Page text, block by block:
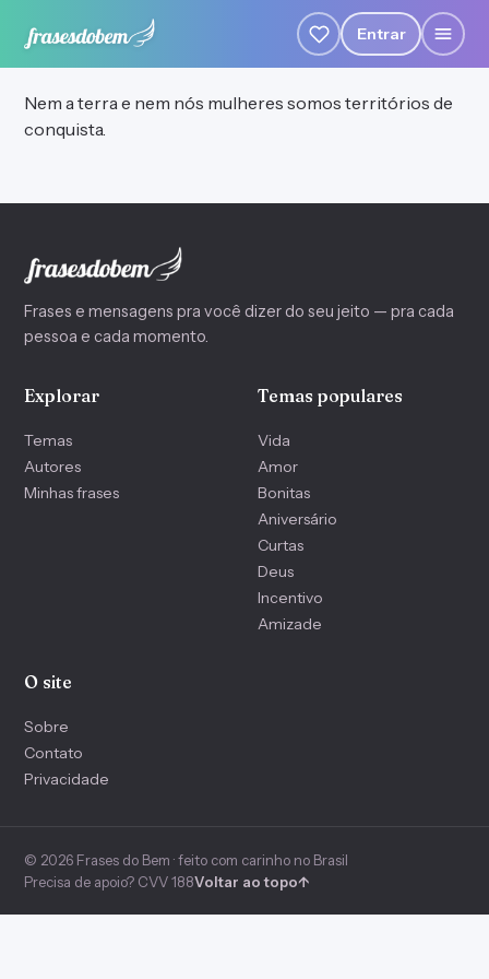
Entrar
Nem a terra e nem nós mulheres somos territórios de
conquista.
Frases e mensagens pra você dizer do seu jeito — pra cada
pessoa e cada momento.
Explorar
Temas
Autores
Minhas frases
Temas populares
Vida
Amor
Bonitas
Aniversário
Curtas
Deus
Incentivo
Amizade
O site
Sobre
Contato
Privacidade
© 2026 Frases do Bem · feito com carinho no Brasil
Precisa de apoio? CVV 188Voltar ao topo↑